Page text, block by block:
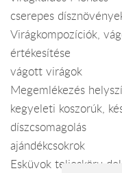
cserepes
Virágkompozíciók,
értékesítése
vágott virágok
Megemlékezés
kegyeleti koszorúk,
díszcsomagolás
ajándékcsokrok
Esküvok teljesköru